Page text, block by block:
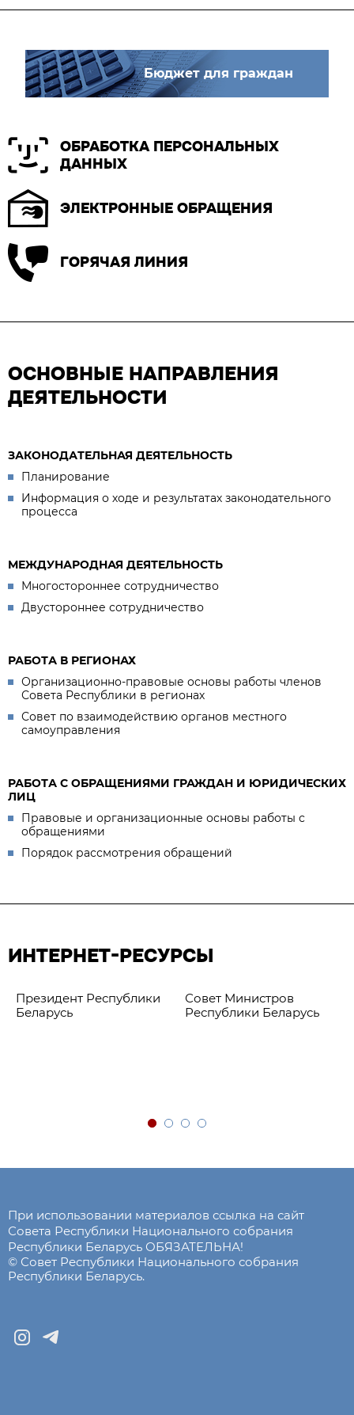
Бюджет для граждан
ОБРАБОТКА ПЕРСОНАЛЬНЫХ
ДАННЫХ
ЭЛЕКТРОННЫЕ ОБРАЩЕНИЯ
ГОРЯЧАЯ ЛИНИЯ
ОСНОВНЫЕ НАПРАВЛЕНИЯ
ДЕЯТЕЛЬНОСТИ
ЗАКОНОДАТЕЛЬНАЯ ДЕЯТЕЛЬНОСТЬ
Планирование
Информация о ходе и результатах законодательного
процесса
МЕЖДУНАРОДНАЯ ДЕЯТЕЛЬНОСТЬ
Многостороннее сотрудничество
Двустороннее сотрудничество
РАБОТА В РЕГИОНАХ
Организационно-правовые основы работы членов
Совета Республики в регионах
Совет по взаимодействию органов местного
самоуправления
РАБОТА С ОБРАЩЕНИЯМИ ГРАЖДАН И ЮРИДИЧЕСКИХ
ЛИЦ
Правовые и организационные основы работы с
обращениями
Порядок рассмотрения обращений
ИНТЕРНЕТ-РЕСУРСЫ
Президент Республики
Беларусь
Совет Министров
Республики Беларусь
При использовании материалов ссылка на сайт
Совета Республики Национального собрания
Республики Беларусь ОБЯЗАТЕЛЬНА!
© Совет Республики Национального собрания
Республики Беларусь.